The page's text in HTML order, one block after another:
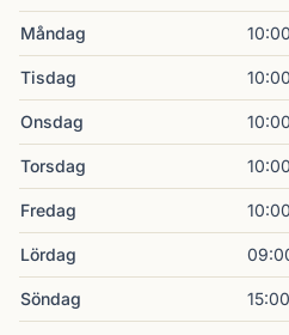
Måndag
Tisdag
Onsdag
Torsdag
Fredag
Lördag
Söndag